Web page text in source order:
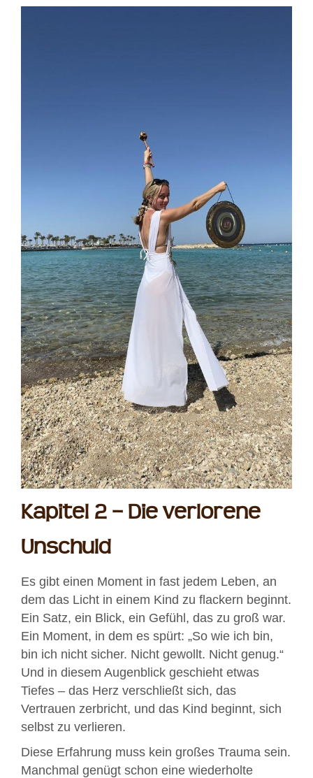
Kapitel 2 – Die verlorene
Unschuld
Es gibt einen Moment in fast jedem Leben, an
dem das Licht in einem Kind zu flackern beginnt.
Ein Satz, ein Blick, ein Gefühl, das zu groß war.
Ein Moment, in dem es spürt: „So wie ich bin,
bin ich nicht sicher. Nicht gewollt. Nicht genug.“
Und in diesem Augenblick geschieht etwas
Tiefes – das Herz verschließt sich, das
Vertrauen zerbricht, und das Kind beginnt, sich
selbst zu verlieren.
Diese Erfahrung muss kein großes Trauma sein.
Manchmal genügt schon eine wiederholte